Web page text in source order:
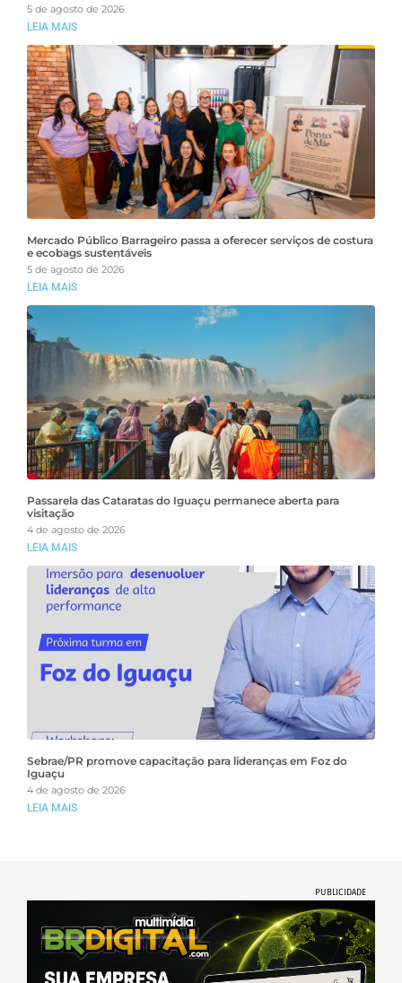
5 de agosto de 2026
LEIA MAIS
Mercado Público Barrageiro passa a oferecer serviços de costura
e ecobags sustentáveis
5 de agosto de 2026
LEIA MAIS
Passarela das Cataratas do Iguaçu permanece aberta para
visitação
4 de agosto de 2026
LEIA MAIS
Sebrae/PR promove capacitação para lideranças em Foz do
Iguaçu
4 de agosto de 2026
LEIA MAIS
PUBLICIDADE